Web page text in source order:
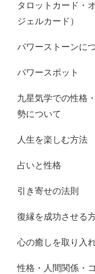
タロットカード・
ジェルカード）
パワーストーンに
パワースポット
九星気学での性格
勢について
人生を楽しむ方法
占いと性格
引き寄せの法則
復縁を成功させる
心の癒しを取り入
性格・人間関係・